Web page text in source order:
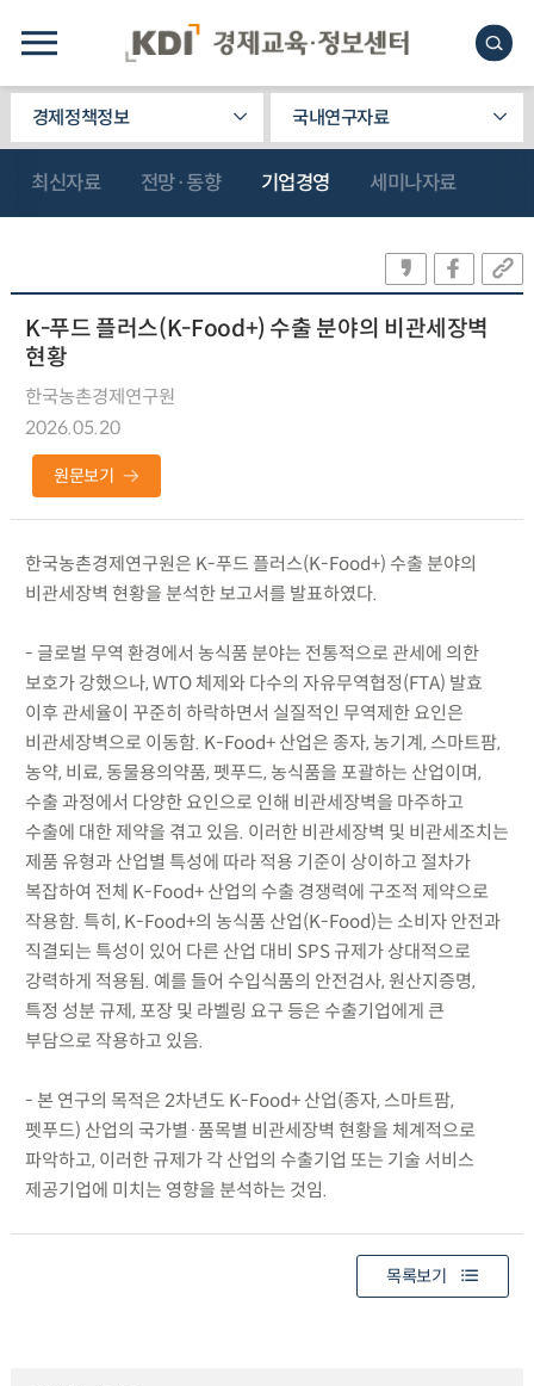
경제정책정보 국내연구자료
최신자료 전망·동향 기업경영 세미나자료
K-푸드 플러스(K-Food+) 수출 분야의 비관세장벽
현황
한국농촌경제연구원
2026.05.20
원문보기
한국농촌경제연구원은 K-푸드 플러스(K-Food+) 수출 분야의
비관세장벽 현황을 분석한 보고서를 발표하였다.
- 글로벌 무역 환경에서 농식품 분야는 전통적으로 관세에 의한
보호가 강했으나, WTO 체제와 다수의 자유무역협정(FTA) 발효
이후 관세율이 꾸준히 하락하면서 실질적인 무역제한 요인은
비관세장벽으로 이동함. K-Food+ 산업은 종자, 농기계, 스마트팜,
농약, 비료, 동물용의약품, 펫푸드, 농식품을 포괄하는 산업이며,
수출 과정에서 다양한 요인으로 인해 비관세장벽을 마주하고
수출에 대한 제약을 겪고 있음. 이러한 비관세장벽 및 비관세조치는
제품 유형과 산업별 특성에 따라 적용 기준이 상이하고 절차가
복잡하여 전체 K-Food+ 산업의 수출 경쟁력에 구조적 제약으로
작용함. 특히, K-Food+의 농식품 산업(K-Food)는 소비자 안전과
직결되는 특성이 있어 다른 산업 대비 SPS 규제가 상대적으로
강력하게 적용됨. 예를 들어 수입식품의 안전검사, 원산지증명,
특정 성분 규제, 포장 및 라벨링 요구 등은 수출기업에게 큰
부담으로 작용하고 있음.
- 본 연구의 목적은 2차년도 K-Food+ 산업(종자, 스마트팜,
펫푸드) 산업의 국가별·품목별 비관세장벽 현황을 체계적으로
파악하고, 이러한 규제가 각 산업의 수출기업 또는 기술 서비스
제공기업에 미치는 영향을 분석하는 것임.
목록보기